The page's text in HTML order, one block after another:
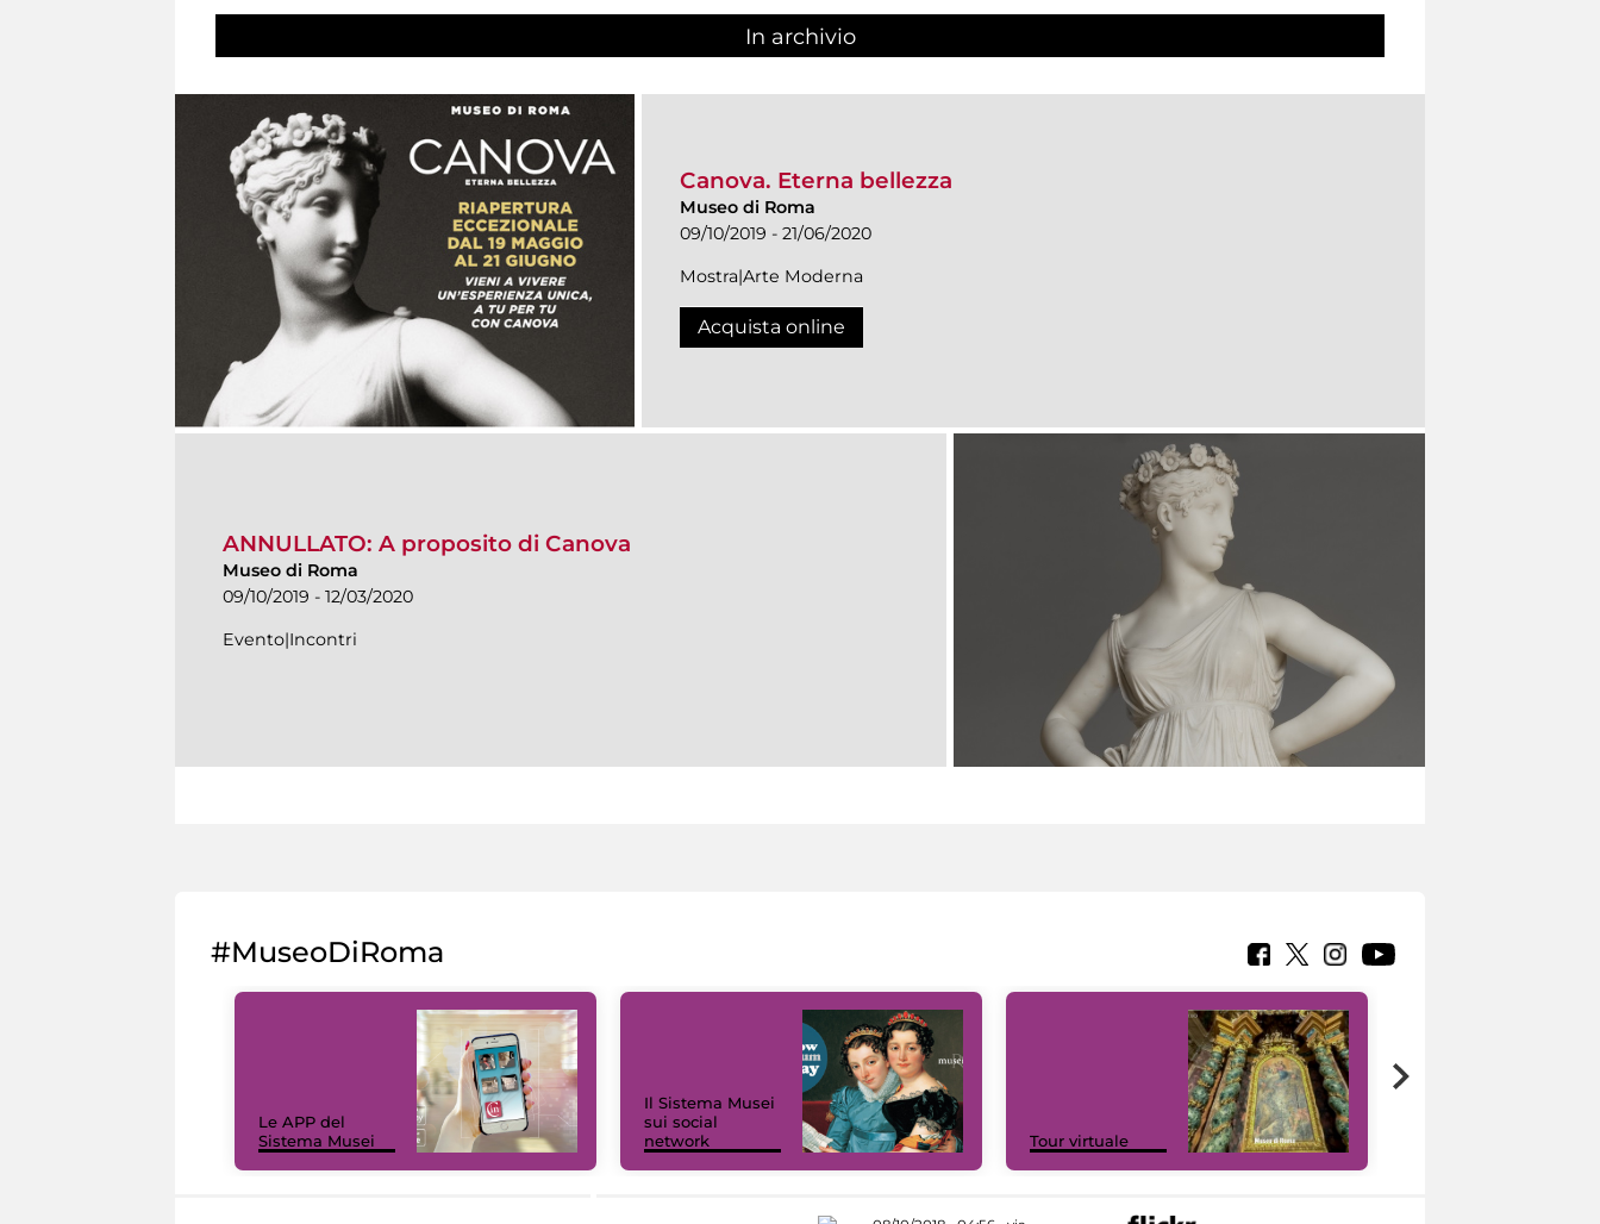
In archivio
Canova. Eterna bellezza
Museo di Roma
09/10/2019 - 21/06/2020
Mostra|Arte Moderna
Acquista online
ANNULLATO: A proposito di Canova
Museo di Roma
09/10/2019 - 12/03/2020
Evento|Incontri
#MuseoDiRoma
Le APP del
Sistema Musei
Il Sistema Musei
sui social
network
Tour virtuale